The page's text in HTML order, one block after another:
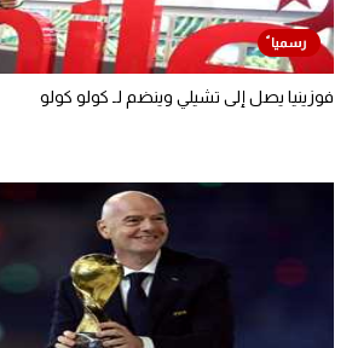
فوزينيا يصل إلى تشيلي وينضم لـ كولو كولو